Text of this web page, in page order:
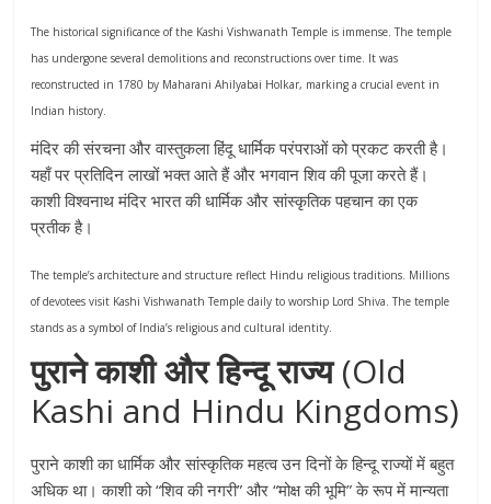
The historical significance of the Kashi Vishwanath Temple is immense. The temple
has undergone several demolitions and reconstructions over time. It was
reconstructed in 1780 by Maharani Ahilyabai Holkar, marking a crucial event in
Indian history.
मंदिर की संरचना और वास्तुकला हिंदू धार्मिक परंपराओं को प्रकट करती है।
यहाँ पर प्रतिदिन लाखों भक्त आते हैं और भगवान शिव की पूजा करते हैं।
काशी विश्वनाथ मंदिर भारत की धार्मिक और सांस्कृतिक पहचान का एक
प्रतीक है।
The temple’s architecture and structure reflect Hindu religious traditions. Millions
of devotees visit Kashi Vishwanath Temple daily to worship Lord Shiva. The temple
stands as a symbol of India’s religious and cultural identity.
पुराने काशी और हिन्दू राज्य(Old
Kashi and Hindu Kingdoms)
पुराने काशी का धार्मिक और सांस्कृतिक महत्व उन दिनों के हिन्दू राज्यों में बहुत
अधिक था। काशी को “शिव की नगरी” और “मोक्ष की भूमि” के रूप में मान्यता